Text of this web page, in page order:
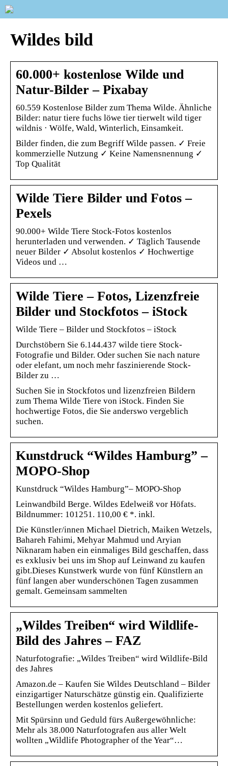
Wildes bild
60.000+ kostenlose Wilde und
Natur-Bilder – Pixabay
60.559 Kostenlose Bilder zum Thema Wilde. Ähnliche
Bilder: natur tiere fuchs löwe tier tierwelt wild tiger
wildnis · Wölfe, Wald, Winterlich, Einsamkeit.
Bilder finden, die zum Begriff Wilde passen. ✓ Freie
kommerzielle Nutzung ✓ Keine Namensnennung ✓
Top Qualität
Wilde Tiere Bilder und Fotos –
Pexels
90.000+ Wilde Tiere Stock-Fotos kostenlos
herunterladen und verwenden. ✓ Täglich Tausende
neuer Bilder ✓ Absolut kostenlos ✓ Hochwertige
Videos und …
Wilde Tiere – Fotos, Lizenzfreie
Bilder und Stockfotos – iStock
Wilde Tiere – Bilder und Stockfotos – iStock
Durchstöbern Sie 6.144.437 wilde tiere Stock-
Fotografie und Bilder. Oder suchen Sie nach nature
oder elefant, um noch mehr faszinierende Stock-
Bilder zu …
Suchen Sie in Stockfotos und lizenzfreien Bildern
zum Thema Wilde Tiere von iStock. Finden Sie
hochwertige Fotos, die Sie anderswo vergeblich
suchen.
Kunstdruck “Wildes Hamburg” –
MOPO-Shop
Kunstdruck “Wildes Hamburg”– MOPO-Shop
Leinwandbild Berge. Wildes Edelweiß vor Höfats.
Bildnummer: 101251. 110,00 € *. inkl.
Die Künstler/innen Michael Dietrich, Maiken Wetzels,
Bahareh Fahimi, Mehyar Mahmud und Aryian
Niknaram haben ein einmaliges Bild geschaffen, dass
es exklusiv bei uns im Shop auf Leinwand zu kaufen
gibt.Dieses Kunstwerk wurde von fünf Künstlern an
fünf langen aber wunderschönen Tagen zusammen
gemalt. Gemeinsam sammelten
„Wildes Treiben“ wird Wildlife-
Bild des Jahres – FAZ
Naturfotografie: „Wildes Treiben“ wird Wildlife-Bild
des Jahres
Amazon.de – Kaufen Sie Wildes Deutschland – Bilder
einzigartiger Naturschätze günstig ein. Qualifizierte
Bestellungen werden kostenlos geliefert.
Mit Spürsinn und Geduld fürs Außergewöhnliche:
Mehr als 38.000 Naturfotografen aus aller Welt
wollten „Wildlife Photographer of the Year“…